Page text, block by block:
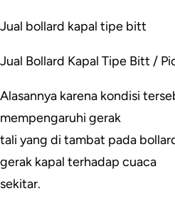
Jual bollard kapal tipe bitt
Jual Bollard Kapal Tipe Bitt /
Alasannya karena kondisi
mempengaruhi gerak
tali yang di tambat pada
gerak kapal terhadap cuaca
sekitar.